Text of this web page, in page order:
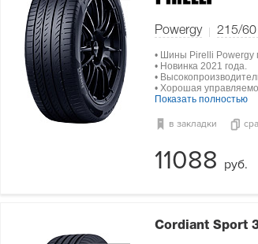
Powergy 215/60
• Шины Pirelli Powergy
• Новинка 2021 года.
•
• Хорошая
Показать полностью
в закладки
11088 руб.
Cordiant Sport